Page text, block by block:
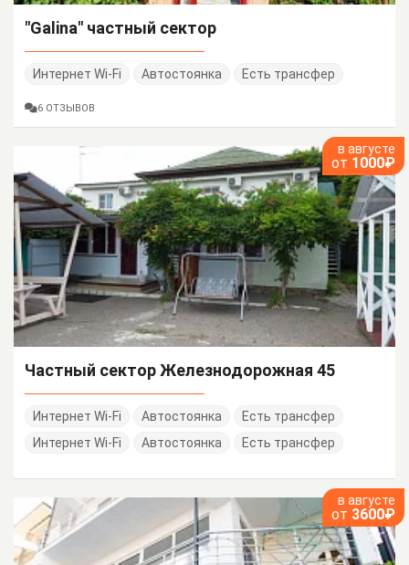
"Galina" частный сектор
Интернет Wi-Fi Автостоянка Есть трансфер
6 ОТЗЫВОВ
в августе
от 1000₽
Частный сектор Железнодорожная 45
Интернет Wi-Fi Автостоянка
Есть трансфер
Интернет Wi-Fi
Автостоянка Есть трансфер
в августе
от 3600₽